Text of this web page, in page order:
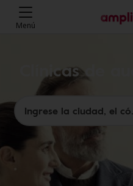
Menú
Clínicas de